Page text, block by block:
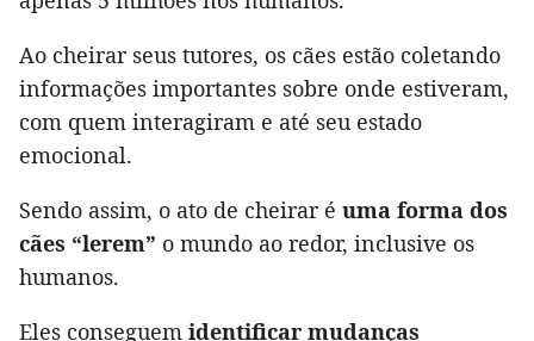
Ao cheirar seus tutores, os cães estão coletando
informações importantes sobre onde estiveram,
com quem interagiram e até seu estado
emocional.
Sendo assim, o ato de cheirar é uma forma dos
cães “lerem” o mundo ao redor, inclusive os
humanos.
Eles conseguem identificar mudanças